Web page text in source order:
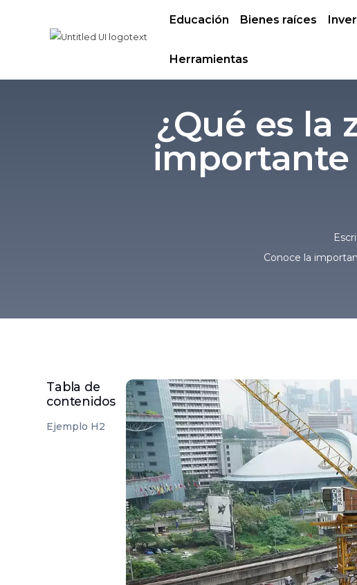
Educación Bienes raíces
Herramientas
¿Qué es la
importante
Conoce la
Tabla de
contenidos
Ejemplo H2